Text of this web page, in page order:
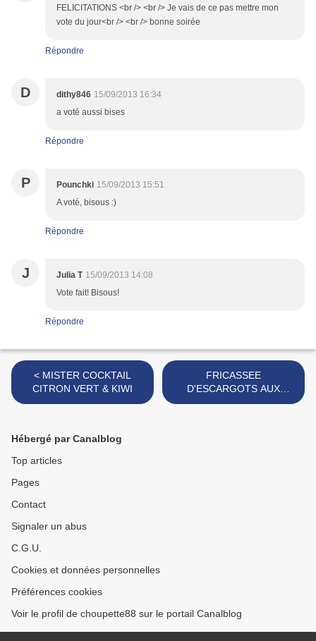
FELICITATIONS <br /> <br /> Je vais de ce pas mettre mon
vote du jour<br /> <br /> bonne soirée
Répondre
D dithy846 15/09/2013 16:34
a voté aussi bises
Répondre
P Pounchki 15/09/2013 15:51
A voté, bisous :)
Répondre
J Julia T 15/09/2013 14:08
Vote fait! Bisous!
Répondre
< MISTER COCKTAIL
CITRON VERT & KIWI
FRICASSEE
D'ESCARGOTS AUX
AROMATES +
Hébergé par Canalblog
Top articles
Pages
Contact
Signaler un abus
C.G.U.
Cookies et données personnelles
Préférences cookies
Voir le profil de choupette88 sur le portail Canalblog